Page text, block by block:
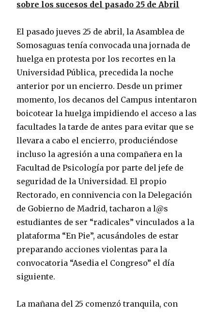
sobre los sucesos del pasado 25 de Abril
El pasado jueves 25 de abril, la Asamblea de
Somosaguas tenía convocada una jornada de
huelga en protesta por los recortes en la
Universidad Pública, precedida la noche
anterior por un encierro. Desde un primer
momento, los decanos del Campus intentaron
boicotear la huelga impidiendo el acceso a las
facultades la tarde de antes para evitar que se
llevara a cabo el encierro, produciéndose
incluso la agresión a una compañera en la
Facultad de Psicología por parte del jefe de
seguridad de la Universidad. El propio
Rectorado, en connivencia con la Delegación
de Gobierno de Madrid, tacharon a l@s
estudiantes de ser “radicales” vinculados a la
plataforma “En Pie”, acusándoles de estar
preparando acciones violentas para la
convocatoria “Asedia el Congreso” el día
siguiente.
La mañana del 25 comenzó tranquila, con